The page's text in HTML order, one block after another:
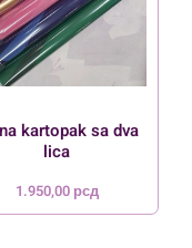
kartopak sa dva
lica
1.950,00 рсд